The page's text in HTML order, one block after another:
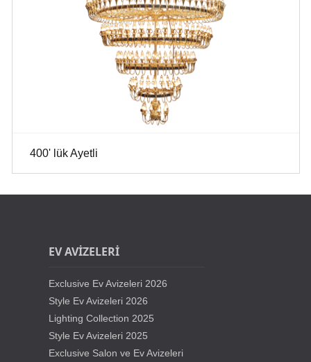
400' lük Ayetli
EV AVİZELERİ
Exclusive Ev Avizeleri 2026
Style Ev Avizeleri 2026
Lighting Collection 2025
Style Ev Avizeleri 2025
Exclusive Salon ve Ev Avizeleri